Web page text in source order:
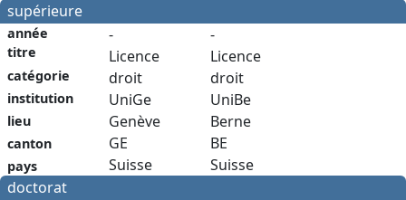
supérieure
année
titre
catégorie
institution
lieu
canton
pays
-
Licence
droit
UniGe
Genève
GE
Suisse
-
Licence
droit
UniBe
Berne
BE
Suisse
doctorat